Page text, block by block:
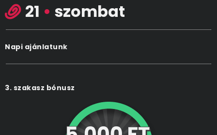
21 • szombat
Napi ajánlatunk
3. szakasz bónusz